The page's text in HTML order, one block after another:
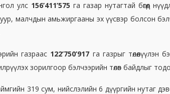
улс 156’411’575 га газар нутагтай бөгөөд
малчдын амьжиргааны эх үүсвэр болсон
газраас 122’750’917 га газрыг төлөөлүүлэн
зорилгоор бэлчээрийн төлөв байдлыг
319 сум, нийслэлийн 6 дүүргийн нутаг